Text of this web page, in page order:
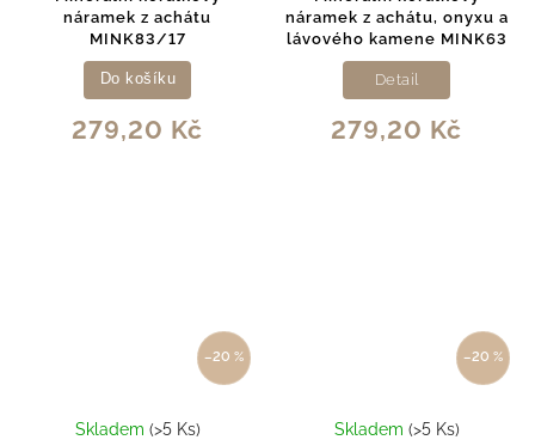
náramek z achátu
MINK83/17
279,20 Kč
Do košíku
náramek z achátu, onyxu a
lávového kamene MINK63
279,20 Kč
Detail
–20 %
Skladem (>5 Ks)
–20 %
Skladem (>5 Ks)